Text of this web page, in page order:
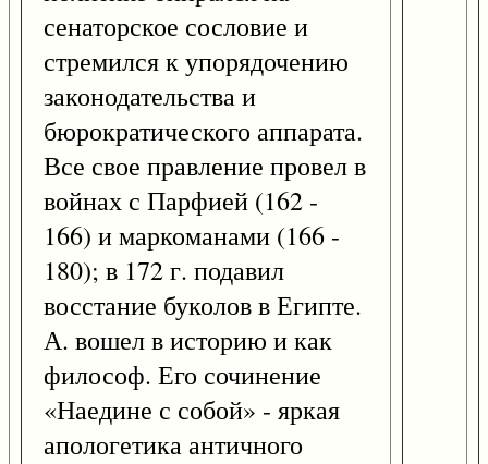
сенаторское сословие и
стремился к упорядочению
законодательства и
бюрократического аппарата.
Все свое правление провел в
войнах с Парфией (162 -
166) и маркоманами (166 -
180); в 172 г. подавил
восстание буколов в Египте.
А. вошел в историю и как
философ. Его сочинение
«Наедине с собой» - яркая
апологетика античного